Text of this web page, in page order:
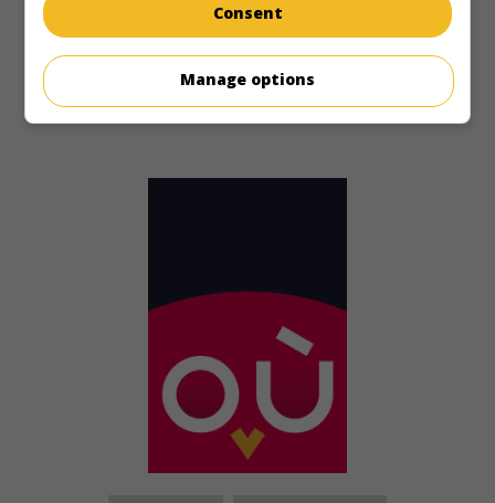
de Robert N. Bradbury
la loi lutte contre un meurtrier.
Durée: 56 min.
Consent
Manage options